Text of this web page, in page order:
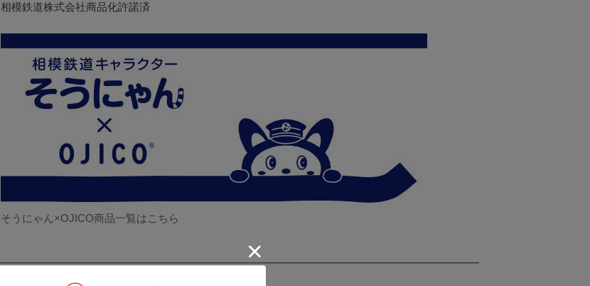
相模鉄道株式会社商品化許諾済
そうにゃん×OJICO商品一覧はこちら